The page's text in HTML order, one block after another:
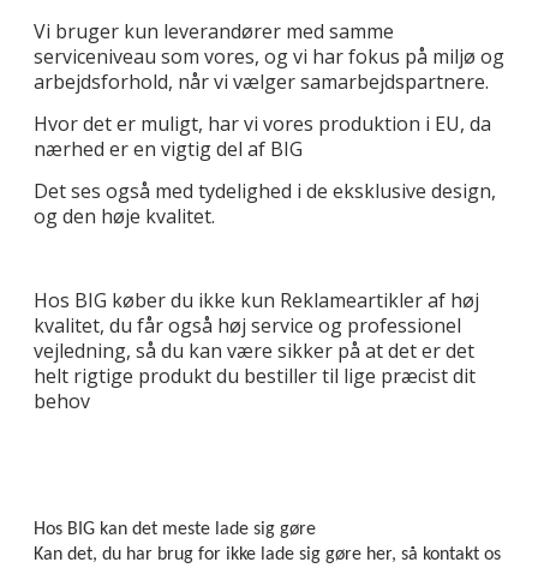
Vi bruger kun leverandører med samme
serviceniveau som vores, og vi har fokus på miljø og
arbejdsforhold, når vi vælger samarbejdspartnere.
Hvor det er muligt, har vi vores produktion i EU, da
nærhed er en vigtig del af BIG
Det ses også med tydelighed i de eksklusive design,
og den høje kvalitet.
Hos BIG køber du ikke kun Reklameartikler af høj
kvalitet, du får også høj service og professionel
vejledning, så du kan være sikker på at det er det
helt rigtige produkt du bestiller til lige præcist dit
behov
Hos BIG kan det meste lade sig gøre
Kan det, du har brug for ikke lade sig gøre her, så kontakt os